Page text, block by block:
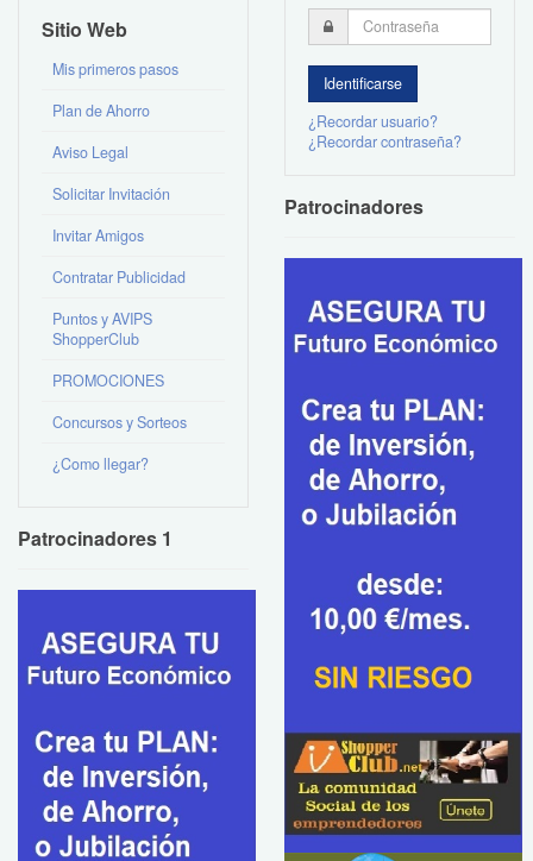
Sitio Web
Mis primeros pasos
Plan de Ahorro
Aviso Legal
Solicitar Invitación
Invitar Amigos
Contratar Publicidad
Puntos y AVIPS
ShopperClub
PROMOCIONES
Concursos y Sorteos
¿Como llegar?
Patrocinadores 1
¿Recordar usuario?
¿Recordar contraseña?
Patrocinadores